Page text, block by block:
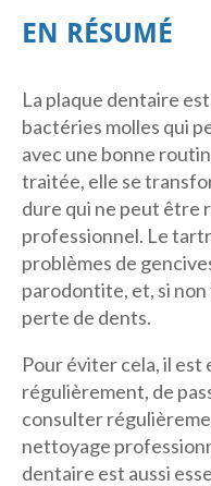
EN RÉSUMÉ
La plaque dentaire
bactéries molles qui
avec une bonne
traitée, elle se
dure qui ne peut être
professionnel. Le
problèmes de
parodontite, et, si
perte de dents.
Pour éviter cela, il est
régulièrement, de
consulter
nettoyage
dentaire est aussi